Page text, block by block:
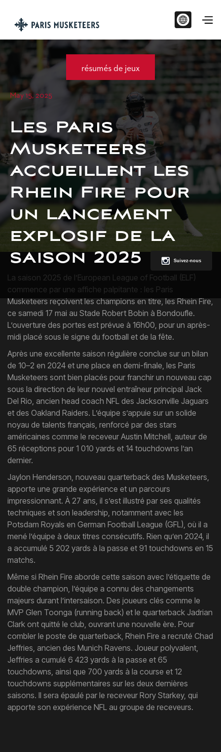
résumés de jeux
May 15, 2025
Les Paris
Musketeers
accueillent les
Rhein Fire pour
un lancement
explosif de la
saison 2025
La saison 2025 de l’European League of Football (ELF)
commence par une affiche palpitante : les Paris
Musketeers reçoivent les champions en titre, les Rhein Fire,
ce samedi 17 mai au Stade Robert Bobin à Bondoufle.
L’ouverture des portes est prévue à 16h00, pour un après-
midi placé sous le signe du football et de la fête.
Après une excellente saison régulière conclue sur un bilan
de 10–2 en 2024 et une place en demi-finale, les Paris
Musketeers sont bien placés pour franchir un nouveau cap
sous la direction de leur nouvel entraîneur principal Jack
Del Rio, ancien head coach NFL des Jacksonville Jaguars
et des Oakland Raiders. L’équipe s’appuie sur un solide
noyau de talents français, renforcé par des stars
américaines comme le receveur Austin Mitchell, auteur de
65 réceptions pour 1 010 yards et 14 touchdowns l’an
dernier.
Jaylon Henderson, nouveau quarterback des Musketeers,
apporte une grande expérience et un parcours
impressionnant. À 27 ans, il s’est illustré par ses qualités
techniques et son leadership, notamment avec les
Potsdam Royals en German Football League (GFL), où il a
mené l’équipe à deux titres consécutifs. Rien qu’en 2024, il
a accumulé 5 202 yards à la passe et 91 touchdowns en 15
matchs.
Même si Rhein Fire aborde cette saison avec l’étiquette de
double champion, l’équipe a connu des changements
majeurs durant l’intersaison. Des joueurs clés comme le
MVP Glen Toonga (running back) et le quarterback Jadrian
Clark ont quitté le club, ouvrant une nouvelle ère. Pour
combler le poste de quarterback, Rhein Fire a recruté Chad
Jeffries, ancien des Munich Ravens. Joueur polyvalent,
Jeffries a cumulé 6 423 yards à la passe et 65
touchdowns, ainsi que 700 yards à la course et 12
touchdowns supplémentaires sur les deux dernières
saisons. Il sera épaulé par le receveur Rory Starkey, qui
apporte son expérience NFL au groupe de receveurs.
Suivez-nous